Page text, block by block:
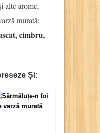
alte arome,
murată:
cimbru,
Și: